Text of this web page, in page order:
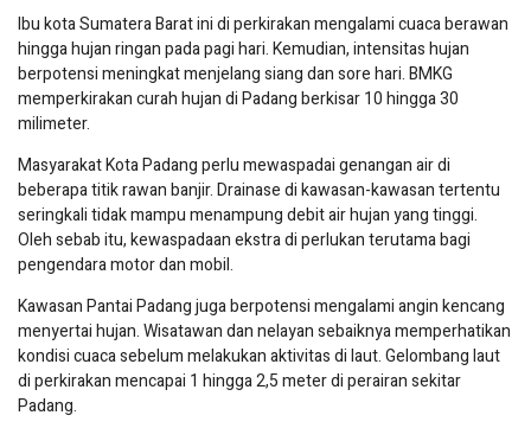
Ibu kota Sumatera Barat ini di perkirakan mengalami cuaca berawan
hingga hujan ringan pada pagi hari. Kemudian, intensitas hujan
berpotensi meningkat menjelang siang dan sore hari. BMKG
memperkirakan curah hujan di Padang berkisar 10 hingga 30
milimeter.
Masyarakat Kota Padang perlu mewaspadai genangan air di
beberapa titik rawan banjir. Drainase di kawasan-kawasan tertentu
seringkali tidak mampu menampung debit air hujan yang tinggi.
Oleh sebab itu, kewaspadaan ekstra di perlukan terutama bagi
pengendara motor dan mobil.
Kawasan Pantai Padang juga berpotensi mengalami angin kencang
menyertai hujan. Wisatawan dan nelayan sebaiknya memperhatikan
kondisi cuaca sebelum melakukan aktivitas di laut. Gelombang laut
di perkirakan mencapai 1 hingga 2,5 meter di perairan sekitar
Padang.